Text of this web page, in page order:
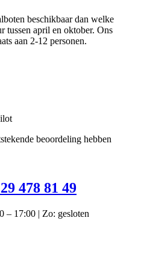
beschikbaar dan welke
tussen april en oktober. Ons
aan 2-12 personen.
beoordeling hebben
478 81 49
– 17:00 | Zo: gesloten